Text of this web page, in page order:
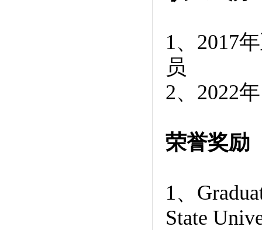
1、2017
员
2、2022
荣誉奖励
1、
State